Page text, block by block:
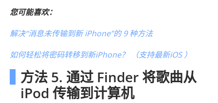
您可能喜欢：
解决“消息未传输到新 iPhone”的 9 种方法
如何轻松将密码转移到新iPhone？ （支持最新iOS ）
方法 5. 通过 Finder 将歌曲从
iPod 传输到计算机